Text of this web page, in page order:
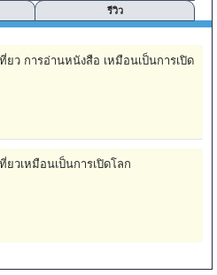
รีวิว
ยว การอ่านหนังสือ เหมือนเป็นการเปิด
ยวเหมือนเป็นการเปิดโลก